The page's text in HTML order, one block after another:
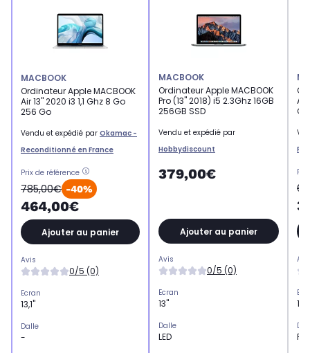
MACBOOK
Ordinateur Apple MACBOOK
Air 13'' 2020 i3 1,1 Ghz 8 Go
256 Go
Vendu et expédié par Okamac -
Reconditionné en France
Prix de référence
785,00€ -40%
464,00€
Ajouter au panier
Avis
0/5 (0)
Ecran
13,1"
Dalle
-
MACBOOK
Ordinateur Apple MACBOOK
Pro (13" 2018) i5 2.3Ghz 16GB
256GB SSD
Vendu et expédié par
Hobbydiscount
379,00€
Ajouter au panier
Avis
0/5 (0)
Ecran
13"
Dalle
LED
Air